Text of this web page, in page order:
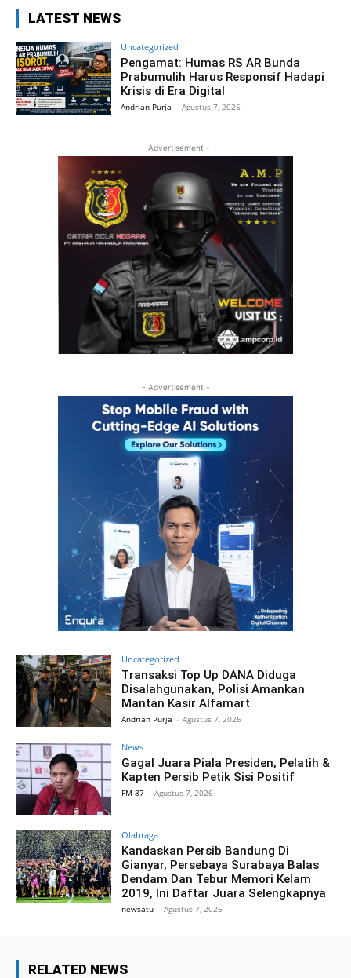
LATEST NEWS
Uncategorized
Pengamat: Humas RS AR Bunda
Prabumulih Harus Responsif Hadapi
Krisis di Era Digital
Andrian Purja - Agustus 7, 2026
- Advertisement -
- Advertisement -
Uncategorized
Transaksi Top Up DANA Diduga
Disalahgunakan, Polisi Amankan
Mantan Kasir Alfamart
Andrian Purja - Agustus 7, 2026
News
Gagal Juara Piala Presiden, Pelatih &
Kapten Persib Petik Sisi Positif
FM 87 - Agustus 7, 2026
Olahraga
Kandaskan Persib Bandung Di
Gianyar, Persebaya Surabaya Balas
Dendam Dan Tebur Memori Kelam
2019, Ini Daftar Juara Selengkapnya
newsatu - Agustus 7, 2026
RELATED NEWS